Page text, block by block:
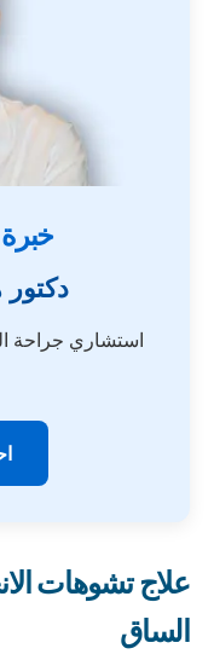
خبرة
استشاري جراحة
علاج تشوهات
الساق